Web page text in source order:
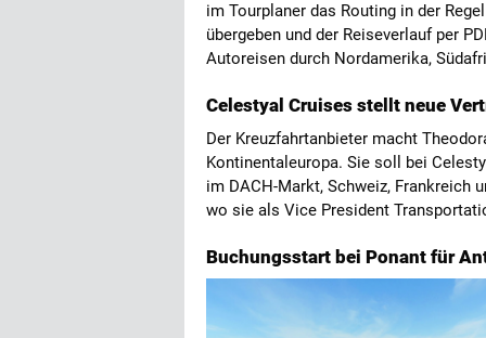
im Tourplaner das Routing in der
übergeben und der Reiseverlauf per
Autoreisen durch Nordamerika,
Celestyal Cruises stellt neue
Der Kreuzfahrtanbieter macht
Kontinentaleuropa. Sie soll bei
im DACH-Markt, Schweiz, Frankreich
wo sie als Vice President
Buchungsstart bei Ponant für